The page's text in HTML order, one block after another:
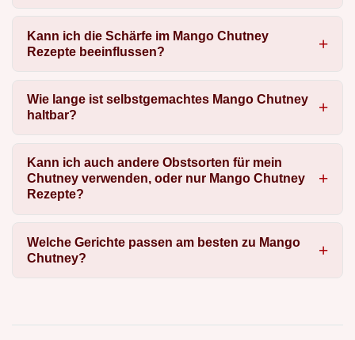
Kann ich die Schärfe im Mango Chutney
Rezepte beeinflussen?
Wie lange ist selbstgemachtes Mango Chutney
haltbar?
Kann ich auch andere Obstsorten für mein
Chutney verwenden, oder nur Mango Chutney
Rezepte?
Welche Gerichte passen am besten zu Mango
Chutney?